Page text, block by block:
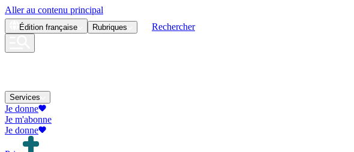
Aller au contenu principal
Édition française Rubriques Rechercher
Services
Je donne
Je m'abonne
Je donne